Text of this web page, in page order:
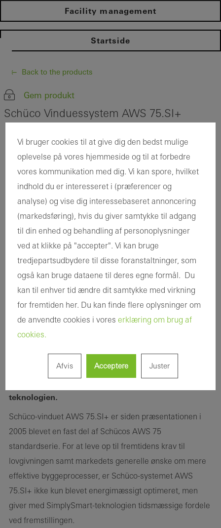
Facility management
Startside​
Back to the products
Gem produkt
Schüco Vinduessystem AWS 75.SI+
Fensterschnitt
Schücos velkendte standardserie, men i en
superisoleret (SI) variant. Fremstillingsprocessen er
teknologien.
Schüco-vinduet AWS 75.SI+ er siden præsentationen i
2005 blevet en fast del af Schücos AWS 75
standardserie. For at leve op til fremtidens krav til
lovgivningen samt markedets generelle ønske om mere
effektive byggeprocesser, er Schüco-systemet AWS
75.SI+ ikke kun blevet energimæssigt optimeret, men
giver med SimplySmart-teknologien tidsmæssige fordele
ved fremstillingen.
Vi bruger cookies til at give dig den bedst mulige
oplevelse på vores hjemmeside og til at forbedre
vores kommunikation med dig. Vi kan spore, hvilket
indhold du er interesseret i (præferencer og
analyse) og vise dig interessebaseret annoncering
(markedsføring), hvis du giver samtykke til adgang
til din enhed og behandling af personoplysninger
ved at klikke på "accepter". Vi kan bruge
tredjepartsudbydere til disse foranstaltninger, som
også kan bruge dataene til deres egne formål. Du
kan til enhver tid ændre dit samtykke med virkning
for fremtiden her. Du kan finde flere oplysninger om
de anvendte cookies i vores erklæring om brug af
cookies.
Afvis Acceptere Juster